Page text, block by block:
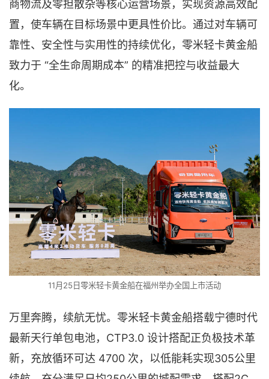
商物流及零担散杂等核心运营场景，实现资源高效配
置，使车辆在目标场景中更具性价比。通过对车辆可
靠性、安全性与实用性的持续优化，零米轻卡黄金船
致力于 “全生命周期成本” 的精准把控与收益最大
化。
11月25日零米轻卡黄金船在福州举办全国上市活动
万里奔腾，续航无忧。零米轻卡黄金船搭载宁德时代
最新天行单包电池，CTP3.0 设计搭配正负极技术革
新，充放循环可达 4700 次，以低能耗实现305公里